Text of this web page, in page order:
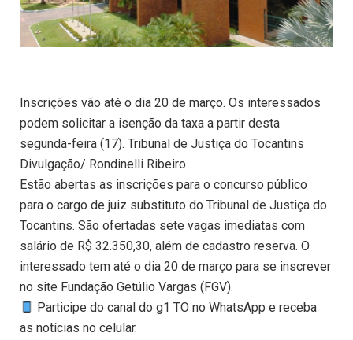
Inscrições vão até o dia 20 de março. Os interessados
podem solicitar a isenção da taxa a partir desta
segunda-feira (17). Tribunal de Justiça do Tocantins
Divulgação/ Rondinelli Ribeiro
Estão abertas as inscrições para o concurso público
para o cargo de juiz substituto do Tribunal de Justiça do
Tocantins. São ofertadas sete vagas imediatas com
salário de R$ 32.350,30, além de cadastro reserva. O
interessado tem até o dia 20 de março para se inscrever
no site Fundação Getúlio Vargas (FGV).
Participe do canal do g1 TO no WhatsApp e receba
as notícias no celular.